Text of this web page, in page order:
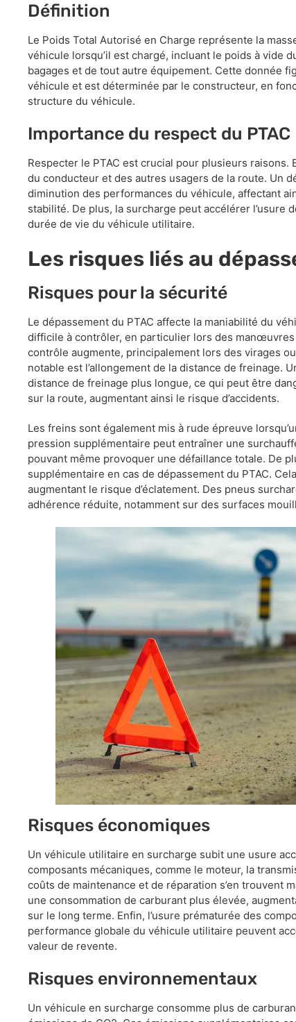
Définition
Le Poids Total Autorisé en Charge représente la
véhicule lorsqu’il est chargé, incluant le poids à vide
bagages et de tout autre équipement. Cette donnée
véhicule et est déterminée par le constructeur, en
structure du véhicule.
Importance du respect du PTAC
Respecter le PTAC est crucial pour plusieurs
du conducteur et des autres usagers de la route. Un
diminution des performances du véhicule, affectant
stabilité. De plus, la surcharge peut accélérer l’usure
durée de vie du véhicule utilitaire.
Les risques liés au
Risques pour la sécurité
Le dépassement du PTAC affecte la maniabilité du
difficile à contrôler, en particulier lors des manœuvres
contrôle augmente, principalement lors des virages
notable est l’allongement de la distance de freinage.
distance de freinage plus longue, ce qui peut être
sur la route, augmentant ainsi le risque d’accidents.
Les freins sont également mis à rude épreuve
pression supplémentaire peut entraîner une
pouvant même provoquer une défaillance totale. De
supplémentaire en cas de dépassement du PTAC.
augmentant le risque d’éclatement. Des pneus
adhérence réduite, notamment sur des surfaces
Risques économiques
Un véhicule utilitaire en surcharge subit une usure
composants mécaniques, comme le moteur, la
coûts de maintenance et de réparation s’en trouvent
une consommation de carburant plus élevée,
sur le long terme. Enfin, l’usure prématurée des
performance globale du véhicule utilitaire peuvent
valeur de revente.
Risques environnementaux
Un véhicule en surcharge consomme plus de